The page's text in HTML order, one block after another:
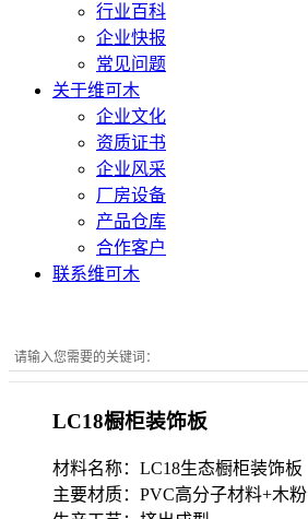
行业百科
企业快报
常见问题
关于维可木
企业文化
资质证书
企业风采
厂房设备
产品仓库
合作客户
联系维可木
LC18橱柜装饰板
材料名称：LC18生态橱柜装饰板
主要材质：PVC高分子材料+木粉